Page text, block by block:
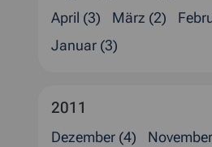
April (3)
März (2)
Januar (3)
2011
Dezember (4)